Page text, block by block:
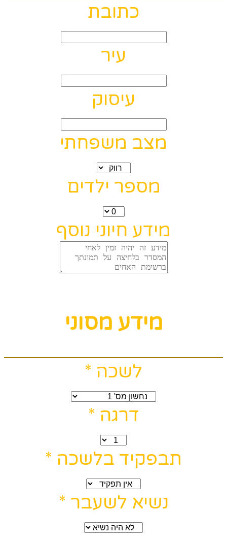
כתובת
עיר
עיסוק
מצב משפחתי
מספר ילדים
מידע חיוני נוסף
מידע מסוני
לשכה *
דרגה *
תבפקיד בלשכה *
נשיא לשעבר *